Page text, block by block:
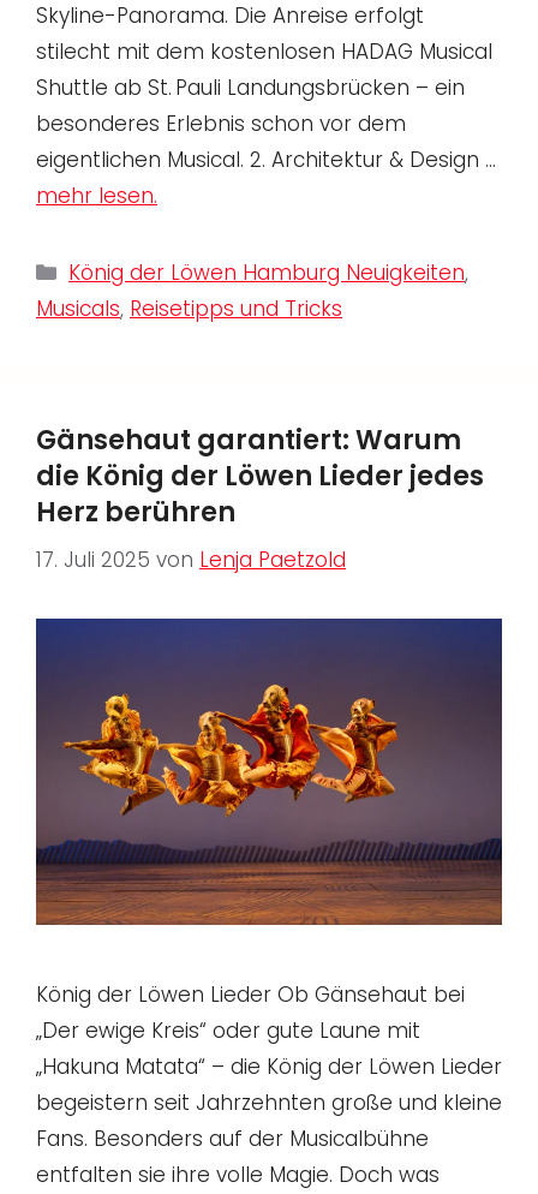
Skyline-Panorama. Die Anreise erfolgt
stilecht mit dem kostenlosen HADAG Musical
Shuttle ab St. Pauli Landungsbrücken – ein
besonderes Erlebnis schon vor dem
eigentlichen Musical. 2. Architektur & Design …
mehr lesen.
Kategorien
König der Löwen Hamburg Neuigkeiten,
Musicals, Reisetipps und Tricks
Gänsehaut garantiert: Warum
die König der Löwen Lieder jedes
Herz berühren
17. Juli 2025 von Lenja Paetzold
König der Löwen Lieder Ob Gänsehaut bei
„Der ewige Kreis“ oder gute Laune mit
„Hakuna Matata“ – die König der Löwen Lieder
begeistern seit Jahrzehnten große und kleine
Fans. Besonders auf der Musicalbühne
entfalten sie ihre volle Magie. Doch was